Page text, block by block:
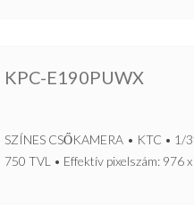
KPC-E190PUWX
SZÍNES CSŐKAMERA • KTC •
750 TVL • Effektív pixelszám: 976